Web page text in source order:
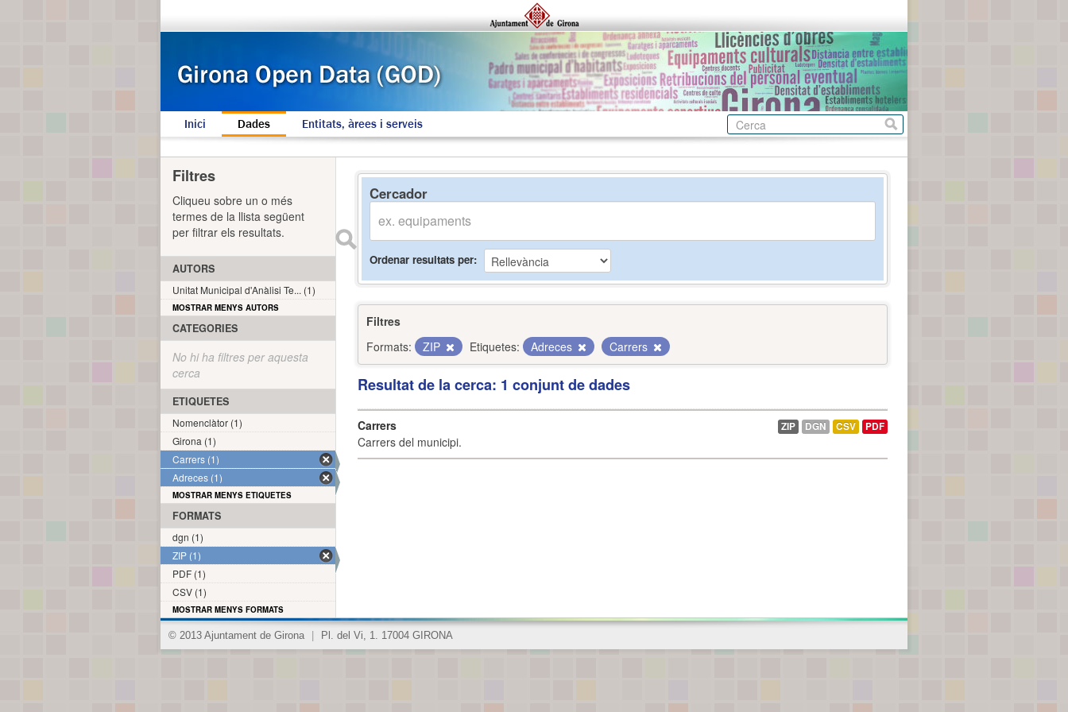
Inici Dades Entitats, àrees i serveis
Cercador
Ordenar resultats per
Filtres
Formats:
ZIP Etiquetes: Adreces Carrers
Resultat de la cerca: 1 conjunt de dades
Carrers
Carrers del municipi.
ZIP DGN CSV PDF
Filtres
Cliqueu sobre un o més
termes de la llista següent
per filtrar els resultats.
AUTORS
Unitat Municipal d'Anàlisi Te... (1)
MOSTRAR MENYS AUTORS
CATEGORIES
No hi ha filtres per aquesta
cerca
ETIQUETES
Nomenclàtor (1)
Girona (1)
Carrers (1)
Adreces (1)
MOSTRAR MENYS ETIQUETES
FORMATS
dgn (1)
ZIP (1)
PDF (1)
CSV (1)
MOSTRAR MENYS FORMATS
© 2013 Ajuntament de Girona Pl. del Vi, 1. 17004 GIRONA